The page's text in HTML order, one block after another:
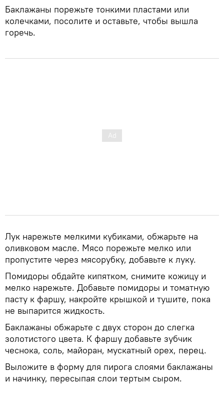
Баклажаны порежьте тонкими пластами или
колечками, посолите и оставьте, чтобы вышла
горечь.
Лук нарежьте мелкими кубиками, обжарьте на
оливковом масле. Мясо порежьте мелко или
пропустите через мясорубку, добавьте к луку.
Помидоры обдайте кипятком, снимите кожицу и
мелко нарежьте. Добавьте помидоры и томатную
пасту к фаршу, накройте крышкой и тушите, пока
не выпарится жидкость.
Баклажаны обжарьте с двух сторон до слегка
золотистого цвета. К фаршу добавьте зубчик
чеснока, соль, майоран, мускатный орех, перец.
Выложите в форму для пирога слоями баклажаны
и начинку, пересыпая слои тертым сыром.